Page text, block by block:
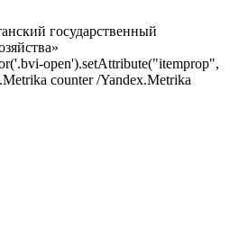
государственный
open').setAttribute("itemprop",
counter/Yandex.Metrika